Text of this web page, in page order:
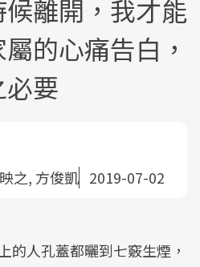
候離開，我才能
的心痛告白，
要
之, 方俊凱 2019-07-02
的人孔蓋都曬到七竅生煙，